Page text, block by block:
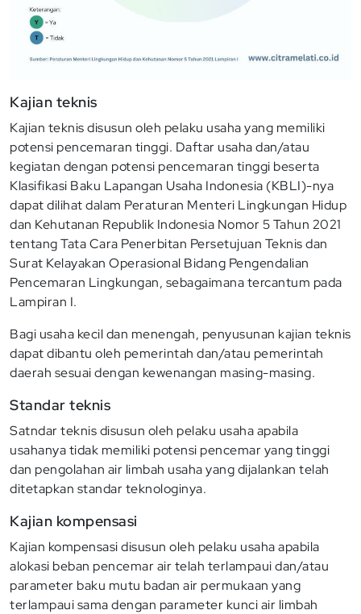
Kajian teknis
Kajian teknis disusun oleh pelaku usaha yang memiliki
potensi pencemaran tinggi. Daftar usaha dan/atau
kegiatan dengan potensi pencemaran tinggi beserta
Klasifikasi Baku Lapangan Usaha Indonesia (KBLI)-nya
dapat dilihat dalam Peraturan Menteri Lingkungan Hidup
dan Kehutanan Republik Indonesia Nomor 5 Tahun 2021
tentang Tata Cara Penerbitan Persetujuan Teknis dan
Surat Kelayakan Operasional Bidang Pengendalian
Pencemaran Lingkungan, sebagaimana tercantum pada
Lampiran I.
Bagi usaha kecil dan menengah, penyusunan kajian teknis
dapat dibantu oleh pemerintah dan/atau pemerintah
daerah sesuai dengan kewenangan masing-masing.
Standar teknis
Satndar teknis disusun oleh pelaku usaha apabila
usahanya tidak memiliki potensi pencemar yang tinggi
dan pengolahan air limbah usaha yang dijalankan telah
ditetapkan standar teknologinya.
Kajian kompensasi
Kajian kompensasi disusun oleh pelaku usaha apabila
alokasi beban pencemar air telah terlampaui dan/atau
parameter baku mutu badan air permukaan yang
terlampaui sama dengan parameter kunci air limbah